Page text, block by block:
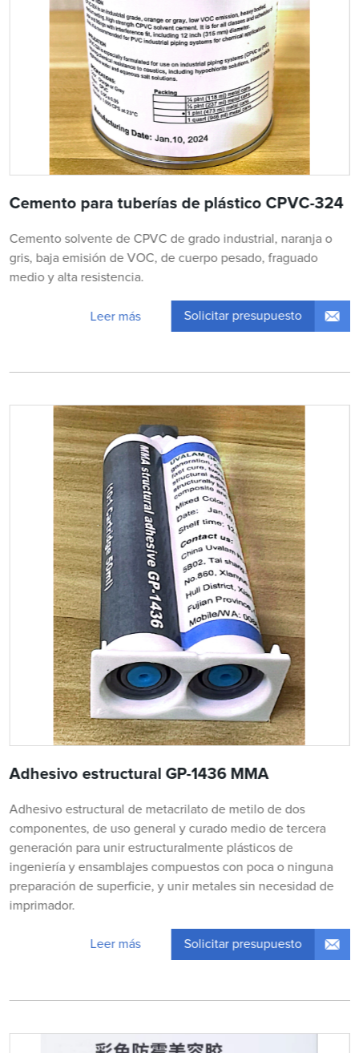
Cemento para tuberías de plástico CPVC-324
Cemento solvente de CPVC de grado industrial, naranja o
gris, baja emisión de VOC, de cuerpo pesado, fraguado
medio y alta resistencia.
Leer más Solicitar presupuesto
Adhesivo estructural GP-1436 MMA
Adhesivo estructural de metacrilato de metilo de dos
componentes, de uso general y curado medio de tercera
generación para unir estructuralmente plásticos de
ingeniería y ensamblajes compuestos con poca o ninguna
preparación de superficie, y unir metales sin necesidad de
imprimador.
Leer más Solicitar presupuesto